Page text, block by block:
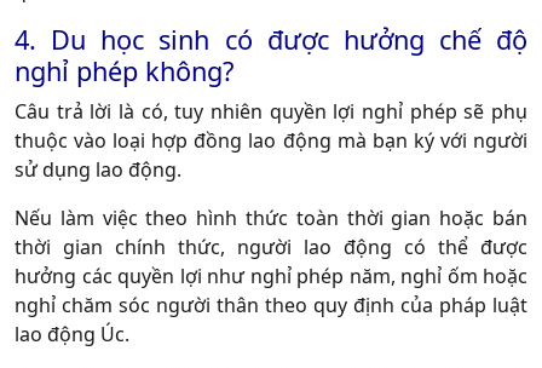
4. Du học sinh có được hưởng chế độ
nghỉ phép không?
Câu trả lời là có, tuy nhiên quyền lợi nghỉ phép sẽ phụ
thuộc vào loại hợp đồng lao động mà bạn ký với người
sử dụng lao động.
Nếu làm việc theo hình thức toàn thời gian hoặc bán
thời gian chính thức, người lao động có thể được
hưởng các quyền lợi như nghỉ phép năm, nghỉ ốm hoặc
nghỉ chăm sóc người thân theo quy định của pháp luật
lao động Úc.